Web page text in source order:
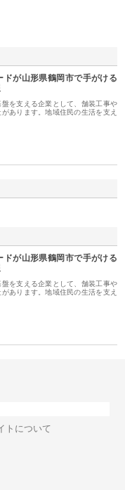
ドが山形県鶴岡市で手がける
を支える企業として、舗装工事や
あります。地域住民の生活を支え
ドが山形県鶴岡市で手がける
を支える企業として、舗装工事や
あります。地域住民の生活を支え
トについて